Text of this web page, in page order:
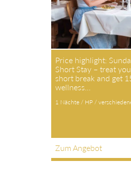
Price highlight:
Short Stay – treat
short break and get
wellness…
1 Nächte / HP /
Zum Angebot